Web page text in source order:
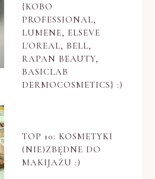
{KOBO
PROFESSIONAL,
LUMENE, ELSEVE
L'OREAL, BELL,
RAPAN BEAUTY,
BASICLAB
DERMOCOSMETICS} :)
TOP 10: KOSMETYKI
(NIE)ZBĘDNE DO
MAKIJAŻU :)